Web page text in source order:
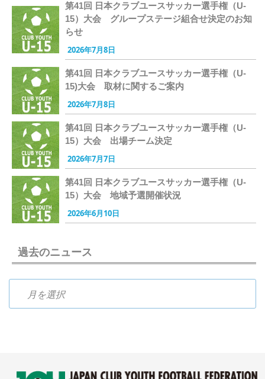
第41回 日本クラブユースサッカー選手権（U-
15）大会 グループステージ組合せ決定のお知
らせ
2026年7月8日
第41回 日本クラブユースサッカー選手権（U-
15)大会 取材に関するご案内
2026年7月8日
第41回 日本クラブユースサッカー選手権（U-
15）大会 出場チーム決定
2026年7月7日
第41回 日本クラブユースサッカー選手権（U-
15）大会 地域予選開催状況
2026年6月10日
過去のニュース